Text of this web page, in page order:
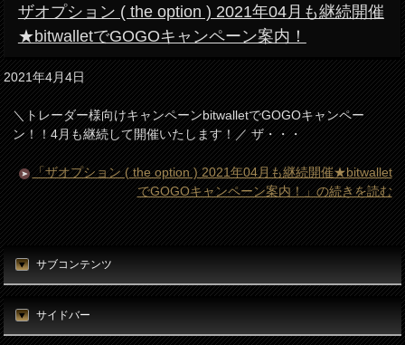
ザオプション ( the option ) 2021年04月も継続開催
★bitwalletでGOGOキャンペーン案内！
2021年4月4日
＼トレーダー様向けキャンペーンbitwalletでGOGOキャンペー
ン！！4月も継続して開催いたします！／ ザ・・・
「ザオプション ( the option ) 2021年04月も継続開催★bitwallet
でGOGOキャンペーン案内！」の続きを読む
サブコンテンツ
サイドバー